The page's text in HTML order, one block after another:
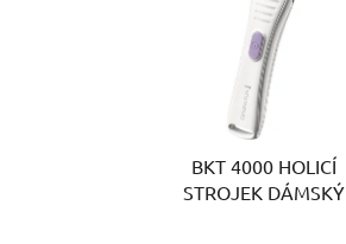
BKT 4000 HOLICÍ
STROJEK DÁMSKÝ